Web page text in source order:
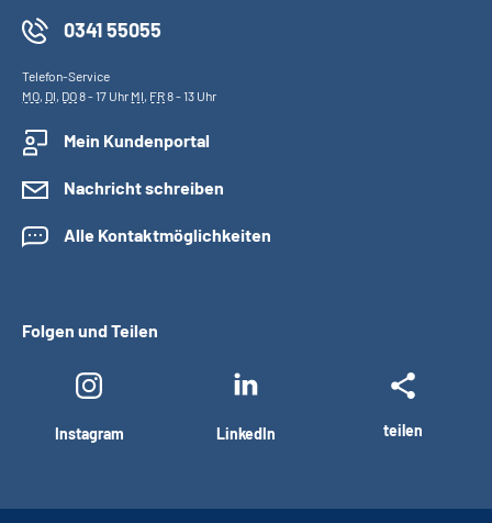
0341 55055
Telefon-Service
MO, DI, DO8 - 17 Uhr MI, FR8 - 13 Uhr
Mein Kundenportal
Nachricht schreiben
Alle Kontaktmöglichkeiten
Folgen und Teilen
Instagram LinkedIn teilen